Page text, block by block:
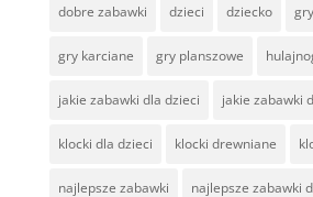
dobre zabawki dzieci dziecko gry
gry karciane gry planszowe
jakie zabawki dla dzieci jakie zabawki
klocki dla dzieci klocki drewniane
najlepsze zabawki najlepsze zabawki